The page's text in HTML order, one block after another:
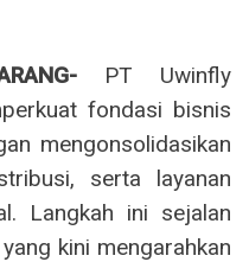
PT Uwinfly
fondasi bisnis
mengonsolidasikan
serta layanan
Langkah ini sejalan
kini mengarahkan